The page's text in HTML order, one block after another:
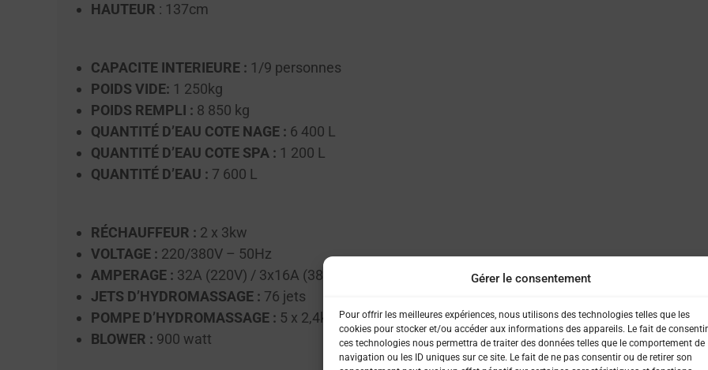
Gérer le consentement
Pour offrir les meilleures expériences, nous utilisons des technologies telles que les
cookies pour stocker et/ou accéder aux informations des appareils. Le fait de
ces technologies nous permettra de traiter des données telles que le comportement de
navigation ou les ID uniques sur ce site. Le fait de ne pas consentir ou de retirer son
HAUTEUR : 137cm
CAPACITE INTERIEURE : 1/9 personnes
POIDS VIDE: 1 250kg
POIDS REMPLI : 8 850 kg
QUANTITÉ D’EAU COTE NAGE : 6 400 L
QUANTITÉ D’EAU COTE SPA : 1 200 L
QUANTITÉ D’EAU : 7 600 L
RÉCHAUFFEUR : 2 x 3kw
VOLTAGE : 220/380V – 50Hz
AMPERAGE : 32A (220V) / 3x16A (380V)
JETS D’HYDROMASSAGE : 76 jets
POMPE D’HYDROMASSAGE : 5 x 2,4kw
BLOWER : 900 watt